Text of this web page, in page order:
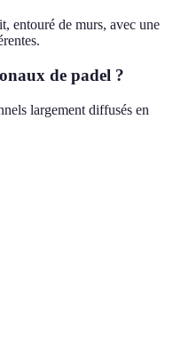
entouré de murs, avec une
de padel ?
largement diffusés en